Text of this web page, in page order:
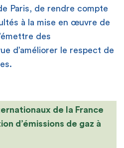
Paris, de rendre compte
à la mise en œuvre de
des
d’améliorer le respect de
de la France
d’émissions de gaz à